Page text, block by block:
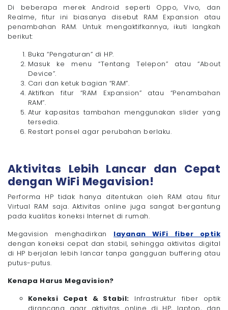
Di beberapa merek Android seperti Oppo, Vivo, dan
Realme, fitur ini biasanya disebut RAM Expansion atau
penambahan RAM. Untuk mengaktifkannya, ikuti langkah
berikut:
Buka “Pengaturan” di HP.
Masuk ke menu “Tentang Telepon” atau “About
Device”.
Cari dan ketuk bagian “RAM”.
Aktifkan fitur “RAM Expansion” atau “Penambahan
RAM”.
Atur kapasitas tambahan menggunakan slider yang
tersedia.
Restart ponsel agar perubahan berlaku.
Aktivitas Lebih Lancar dan Cepat
dengan WiFi Megavision!
Performa HP tidak hanya ditentukan oleh RAM atau fitur
Virtual RAM saja. Aktivitas online juga sangat bergantung
pada kualitas koneksi Internet di rumah.
Megavision menghadirkan layanan WiFi fiber optik
dengan koneksi cepat dan stabil, sehingga aktivitas digital
di HP berjalan lebih lancar tanpa gangguan buffering atau
putus-putus.
Kenapa Harus Megavision?
Koneksi Cepat & Stabil: Infrastruktur fiber optik
dirancang agar aktivitas online di HP, laptop, dan